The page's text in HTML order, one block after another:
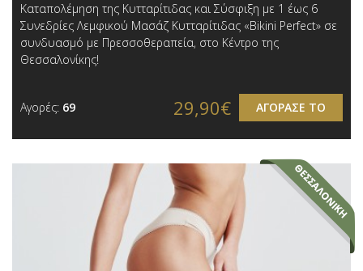
Καταπολέμηση της Κυτταρίτιδας και Σύσφιξη με 1 έως 6
Συνεδρίες Λεμφικού Μασάζ Κυτταρίτιδας «Bikini Perfect» σε
συνδυασμό με Πρεσσοθεραπεία, στο Κέντρο της
Θεσσαλονίκης!
Αγορές: 69 ΑΓΟΡΑΣΕ ΤΟ
29,90€